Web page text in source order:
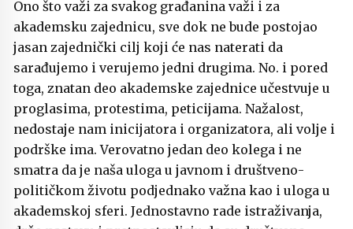
Ono što važi za svakog građanina važi i za
akademsku zajednicu, sve dok ne bude postojao
jasan zajednički cilj koji će nas naterati da
sarađujemo i verujemo jedni drugima. No. i pored
toga, znatan deo akademske zajednice učestvuje u
proglasima, protestima, peticijama. Nažalost,
nedostaje nam inicijatora i organizatora, ali volje i
podrške ima. Verovatno jedan deo kolega i ne
smatra da je naša uloga u javnom i društveno-
političkom životu podjednako važna kao i uloga u
akademskoj sferi. Jednostavno rade istraživanja,